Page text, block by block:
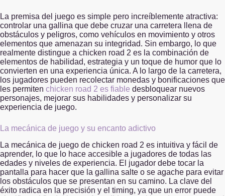
La premisa del juego es simple pero increíblemente atractiva:
controlar una gallina que debe cruzar una carretera llena de
obstáculos y peligros, como vehículos en movimiento y otros
elementos que amenazan su integridad. Sin embargo, lo que
realmente distingue a chicken road 2 es la combinación de
elementos de habilidad, estrategia y un toque de humor que lo
convierten en una experiencia única. A lo largo de la carretera,
los jugadores pueden recolectar monedas y bonificaciones que
les permiten chicken road 2 es fiable desbloquear nuevos
personajes, mejorar sus habilidades y personalizar su
experiencia de juego.
La mecánica de juego y su encanto adictivo
La mecánica de juego de chicken road 2 es intuitiva y fácil de
aprender, lo que lo hace accesible a jugadores de todas las
edades y niveles de experiencia. El jugador debe tocar la
pantalla para hacer que la gallina salte o se agache para evitar
los obstáculos que se presentan en su camino. La clave del
éxito radica en la precisión y el timing, ya que un error puede